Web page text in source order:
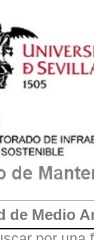
de Medio